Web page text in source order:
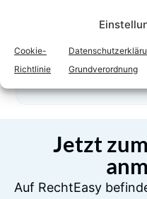
Cookie-
Richtlinie
Grundverordnung
Facebook
LinkedIn
Jetzt
Auf RechtEasy